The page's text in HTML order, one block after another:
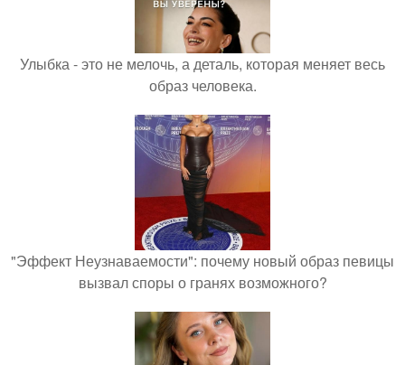
Улыбка - это не мелочь, а деталь, которая меняет весь
образ человека.
"Эффект Неузнаваемости": почему новый образ певицы
вызвал споры о гранях возможного?